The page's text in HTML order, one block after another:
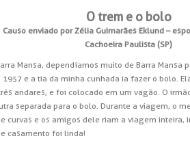
O trem e o bolo
Causo enviado por Zélia Guimarães Eklund –
Cachoeira Paulista (SP)
Mansa, dependíamos muito de Barra
e a tia da minha cunhada ia fazer o bolo.
andares, e foi colocado em um vagão. O
separada para o bolo. Durante a viagem, o
curvas e os amigos dele riam a viagem
casamento foi linda!